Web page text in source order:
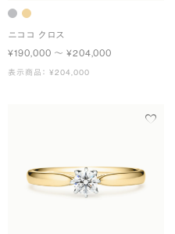
ニココ クロス
¥190,000 〜 ¥204,000
表示商品： ¥204,000